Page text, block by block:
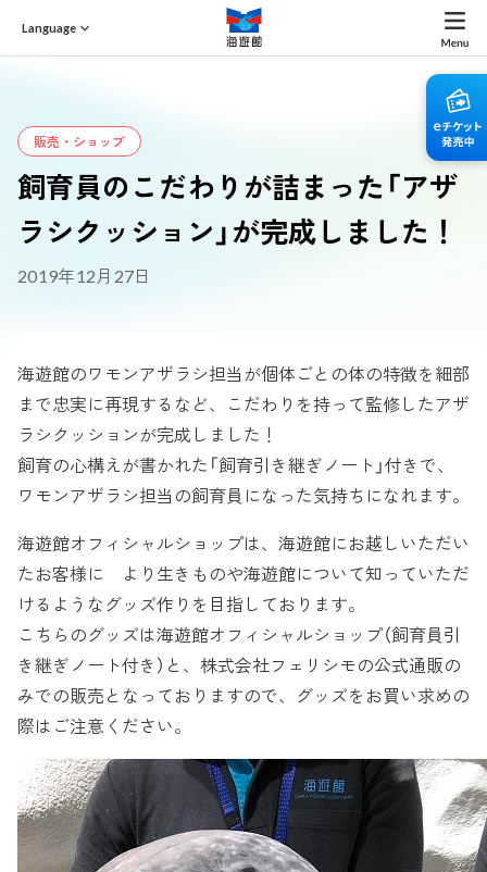
Language
販売・ショップ
飼育員のこだわりが詰まった「アザ
ラシクッション」が完成しました！
2019年12月27日
海遊館のワモンアザラシ担当が個体ごとの体の特徴を細部
まで忠実に再現するなど、こだわりを持って監修したアザ
ラシクッションが完成しました！
飼育の心構えが書かれた「飼育引き継ぎノート」付きで、
ワモンアザラシ担当の飼育員になった気持ちになれます。
海遊館オフィシャルショップは、海遊館にお越しいただい
たお客様に より生きものや海遊館について知っていただ
けるようなグッズ作りを目指しております。
こちらのグッズは海遊館オフィシャルショップ（飼育員引
き継ぎノート付き）と、株式会社フェリシモの公式通販の
みでの販売となっておりますので、グッズをお買い求めの
際はご注意ください。